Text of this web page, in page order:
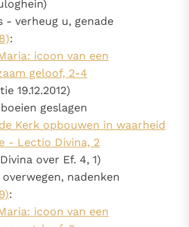
- verheug u, genade
:
icoon van een
geloof, 2-4
19.12.2012)
geslagen
Kerk opbouwen in waarheid
- Lectio Divina, 2
over Ef. 4, 1)
nadenken
:
icoon van een